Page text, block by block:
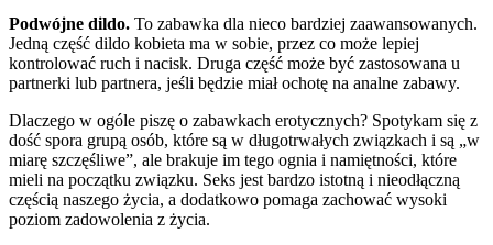
Podwójne dildo. To zabawka dla nieco bardziej zaawansowanych.
Jedną część dildo kobieta ma w sobie, przez co może lepiej
kontrolować ruch i nacisk. Druga część może być zastosowana u
partnerki lub partnera, jeśli będzie miał ochotę na analne zabawy.
Dlaczego w ogóle piszę o zabawkach erotycznych? Spotykam się z
dość spora grupą osób, które są w długotrwałych związkach i są „w
miarę szczęśliwe”, ale brakuje im tego ognia i namiętności, które
mieli na początku związku. Seks jest bardzo istotną i nieodłączną
częścią naszego życia, a dodatkowo pomaga zachować wysoki
poziom zadowolenia z życia.